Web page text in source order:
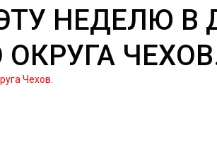
НЕДЕЛЮ В
Чехов.